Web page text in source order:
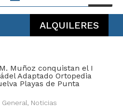
ALQUILERES
Muñoz conquistan el I
Adaptado Ortopedia
Playas de Punta
General Noticias